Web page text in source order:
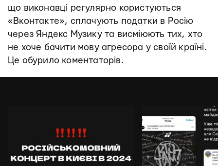
що виконавці регулярно користуються
«Вконтакте», сплачують податки в Росію
через Яндекс Музику та висміюють тих, хто
не хоче бачити мову агресора у своїй країні.
Це обурило коментаторів.